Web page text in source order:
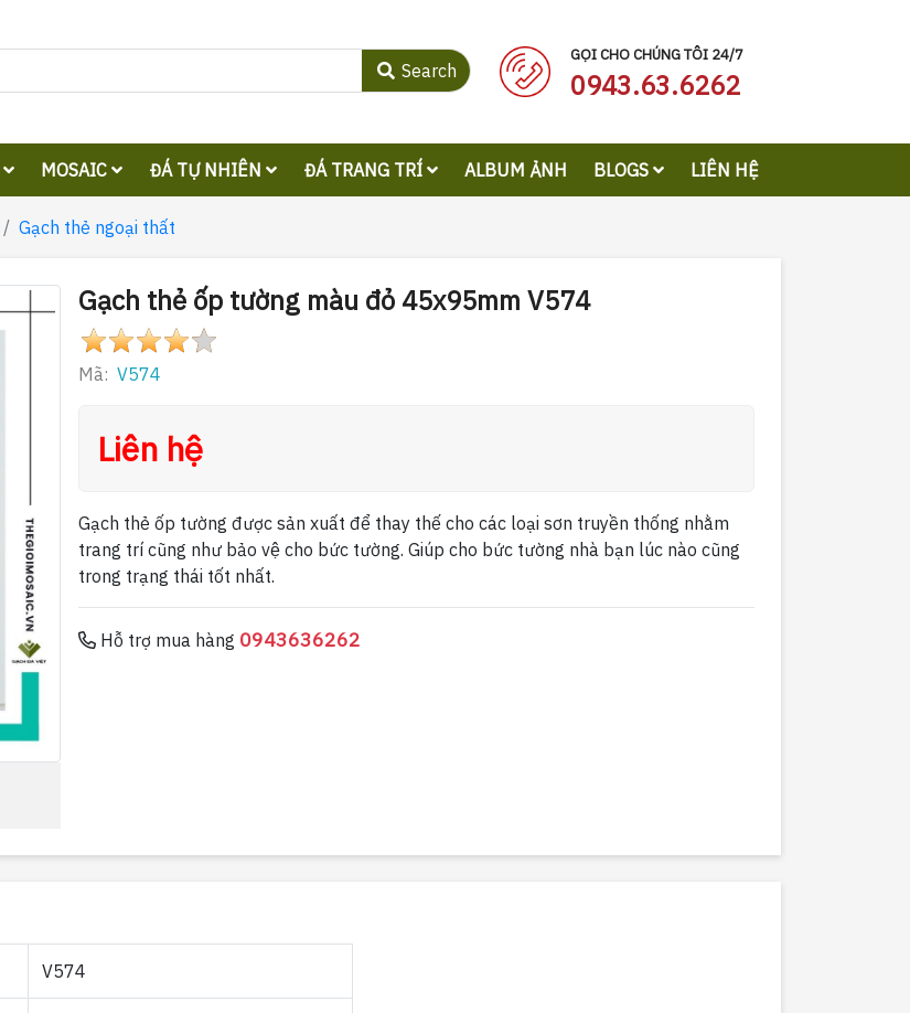
Search
GỌI CHO CHÚNG TÔI 24/7
0943.63.6262
MOSAIC ĐÁ TỰ NHIÊN ĐÁ TRANG TRÍ ALBUM ẢNH BLOGS LIÊN HỆ
Gạch thẻ ngoại thất
Gạch thẻ ốp tường màu đỏ 45x95mm V574
Mã: V574
Liên hệ
Gạch thẻ ốp tường được sản xuất để thay thế cho các loại sơn truyền thống nhằm
trang trí cũng như bảo vệ cho bức tường. Giúp cho bức tường nhà bạn lúc nào cũng
trong trạng thái tốt nhất.
Hỗ trợ mua hàng 0943636262
V574